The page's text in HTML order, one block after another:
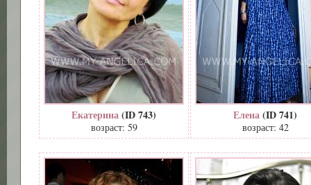
Екатерина(ID 743)
возраст: 59
Елена(ID 741)
возраст: 42